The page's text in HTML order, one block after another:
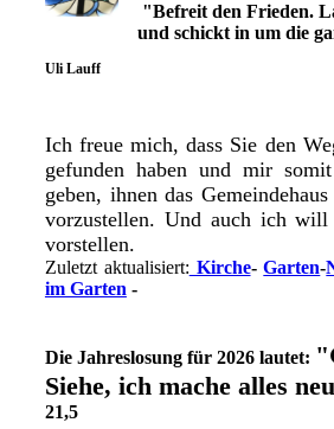
"Befreit den Frieden.
und schickt in um die
Uli Lauff
Ich freue mich, dass Sie den
gefunden haben und mir
geben, ihnen das
vorzustellen. Und auch ich
vorstellen.
Zuletzt aktualisiert: Kirche-Garten-
im Garten -
Die Jahreslosung für 2026 lautet:
Siehe, ich mache alles
21,5